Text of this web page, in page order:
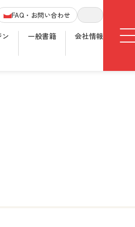
FAQ・お問い合わせ
サイト内検索
ン 一般書籍 会社情報